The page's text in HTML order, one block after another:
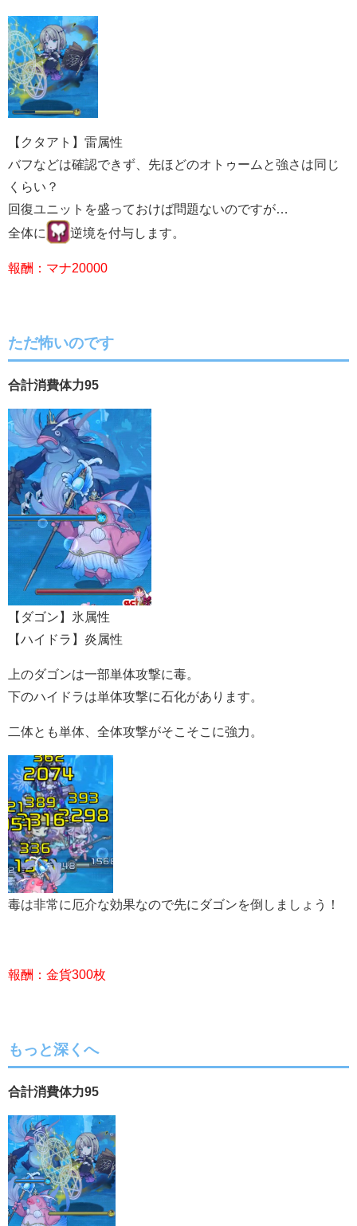
【クタアト】雷属性
バフなどは確認できず、先ほどのオトゥームと強さは同じ
くらい？
回復ユニットを盛っておけば問題ないのですが…
全体に
逆境を付与します。
報酬：マナ20000
ただ怖いのです
合計消費体力95
【ダゴン】氷属性
【ハイドラ】炎属性
上のダゴンは一部単体攻撃に毒。
下のハイドラは単体攻撃に石化があります。
二体とも単体、全体攻撃がそこそこに強力。
毒は非常に厄介な効果なので先にダゴンを倒しましょう！
報酬：金貨300枚
もっと深くへ
合計消費体力95